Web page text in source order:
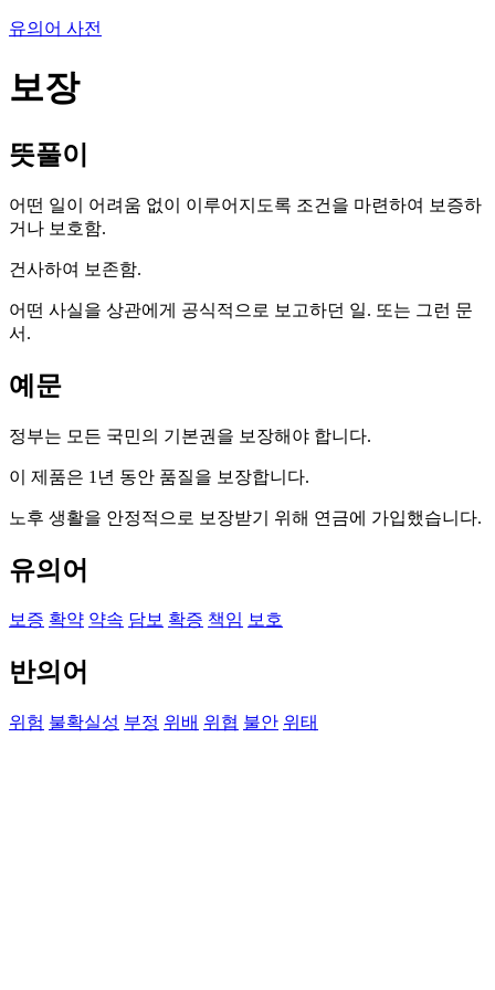
유의어 사전
보장
뜻풀이
어떤 일이 어려움 없이 이루어지도록 조건을 마련하여 보증하
거나 보호함.
건사하여 보존함.
어떤 사실을 상관에게 공식적으로 보고하던 일. 또는 그런 문
서.
예문
정부는 모든 국민의 기본권을 보장해야 합니다.
이 제품은 1년 동안 품질을 보장합니다.
노후 생활을 안정적으로 보장받기 위해 연금에 가입했습니다.
유의어
보증 확약 약속 담보 확증 책임 보호
반의어
위험 불확실성 부정 위배 위협 불안 위태